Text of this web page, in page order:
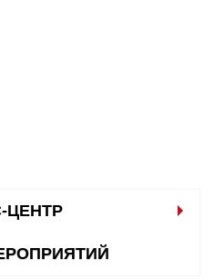
ЦЕНТР